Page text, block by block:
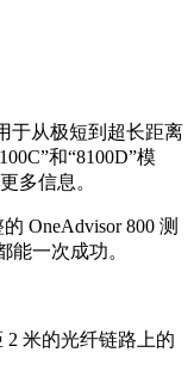
于从极短到超长距离
和“8100D”模
多信息。
OneAdvisor 800 测
一次成功。
2 米的光纤链路上的